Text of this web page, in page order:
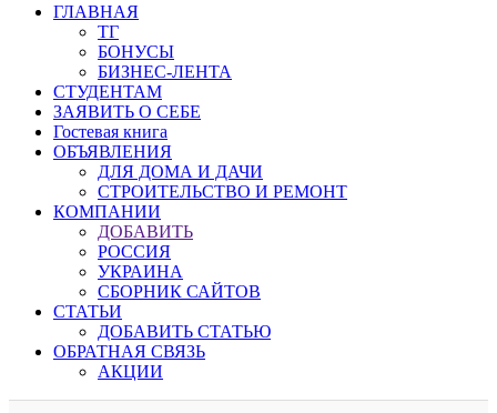
ГЛАВНАЯ
ТГ
БОНУСЫ
БИЗНЕС-ЛЕНТА
СТУДЕНТАМ
ЗАЯВИТЬ О СЕБЕ
Гостевая книга
ОБЪЯВЛЕНИЯ
ДЛЯ ДОМА И ДАЧИ
СТРОИТЕЛЬСТВО И РЕМОНТ
КОМПАНИИ
ДОБАВИТЬ
РОССИЯ
УКРАИНА
СБОРНИК САЙТОВ
СТАТЬИ
ДОБАВИТЬ СТАТЬЮ
ОБРАТНАЯ СВЯЗЬ
АКЦИИ